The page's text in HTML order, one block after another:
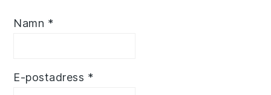
Namn *
E-postadress *